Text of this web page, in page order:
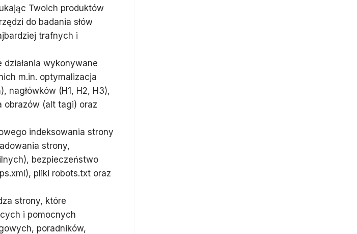
Twoich produktów
do badania słów
trafnych i
wykonywane
m.in. optymalizacja
nagłówków (H1, H2, H3),
obrazów (alt tagi) oraz
indeksowania strony
strony,
bezpieczeństwo
pliki robots.txt oraz
strony, które
i pomocnych
poradników,